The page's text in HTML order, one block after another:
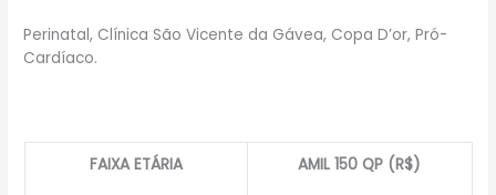
Perinatal, Clínica São Vicente da Gávea, Copa D’or, Pró-
Cardíaco.
FAIXA ETÁRIA AMIL 150 QP (R$)